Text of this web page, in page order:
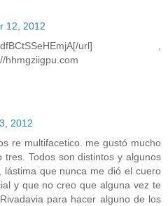
12, 2012
url] ,
hhmgziigpu.com
2012
re multifacetico. me gustó mucho
tres. Todos son distintos y algunos
lástima que nunca me dió el cuero
y que no creo que alguna vez te
para hacer alguno de los